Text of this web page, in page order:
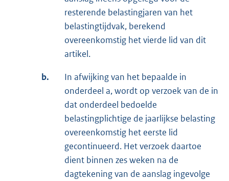
resterende belastingjaren van het
belastingtijdvak, berekend
overeenkomstig het vierde lid van dit
artikel.
b.
In afwijking van het bepaalde in
onderdeel a, wordt op verzoek van de in
dat onderdeel bedoelde
belastingplichtige de jaarlijkse belasting
overeenkomstig het eerste lid
gecontinueerd. Het verzoek daartoe
dient binnen zes weken na de
dagtekening van de aanslag ingevolge